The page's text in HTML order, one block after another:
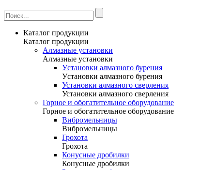
Каталог продукции
Каталог продукции
Алмазные установки
Алмазные установки
Уcтановки алмазного бурения
Уcтановки алмазного бурения
Установки алмазного сверления
Установки алмазного сверления
Горное и обогатительное оборудование
Горное и обогатительное оборудование
Вибромельницы
Вибромельницы
Грохота
Грохота
Конусные дробилки
Конусные дробилки